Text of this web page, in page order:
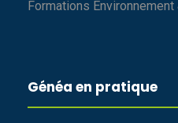
Formations
Généa en pratique